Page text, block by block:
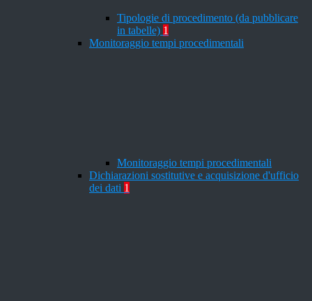
Tipologie di procedimento (da pubblicare
in tabelle) 1
Monitoraggio tempi procedimentali
Monitoraggio tempi procedimentali
Dichiarazioni sostitutive e acquisizione d'ufficio
dei dati 1